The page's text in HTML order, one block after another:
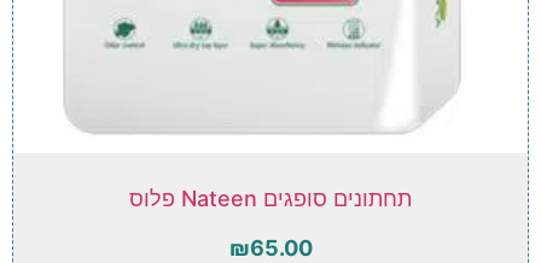
תחתונים סופגים Nateen פלוס
₪65.00